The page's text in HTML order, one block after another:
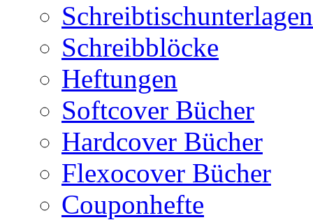
Schreibtischunterlagen
Schreibblöcke
Heftungen
Softcover Bücher
Hardcover Bücher
Flexocover Bücher
Couponhefte